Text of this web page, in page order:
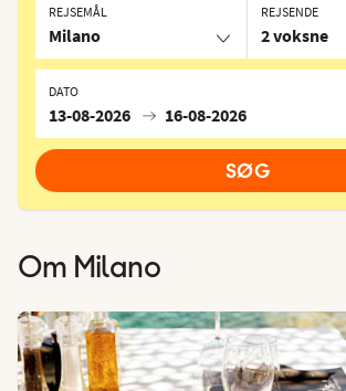
REJSEMÅL
Milano
DATO
13-08-2026 16-08-2026
REJSENDE
2 voksne
SØG
Om Milano